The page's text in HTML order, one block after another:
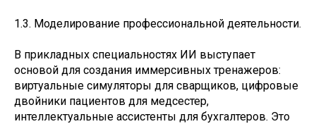
1.3. Моделирование профессиональной деятельности.
В прикладных специальностях ИИ выступает
основой для создания иммерсивных тренажеров:
виртуальные симуляторы для сварщиков, цифровые
двойники пациентов для медсестер,
интеллектуальные ассистенты для бухгалтеров. Это